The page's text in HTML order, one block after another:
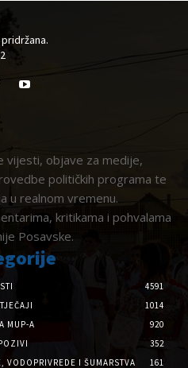
vijesti, objave za medije,
političkih programa te
u realnom vremenu.
kritikama i pohvalama
Posavske.
4591
1014
MUP-A
920
352
VODOPRIVREDE I ŠUMARSTVA
161